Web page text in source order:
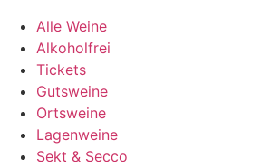
Alle Weine
Alkoholfrei
Tickets
Gutsweine
Ortsweine
Lagenweine
Sekt & Secco